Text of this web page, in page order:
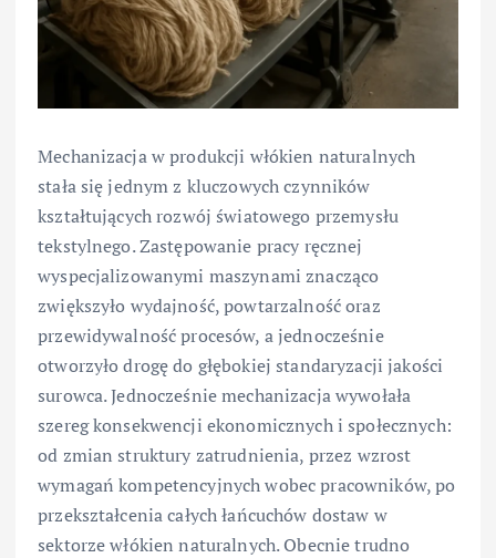
Mechanizacja w produkcji włókien naturalnych
stała się jednym z kluczowych czynników
kształtujących rozwój światowego przemysłu
tekstylnego. Zastępowanie pracy ręcznej
wyspecjalizowanymi maszynami znacząco
zwiększyło wydajność, powtarzalność oraz
przewidywalność procesów, a jednocześnie
otworzyło drogę do głębokiej standaryzacji jakości
surowca. Jednocześnie mechanizacja wywołała
szereg konsekwencji ekonomicznych i społecznych:
od zmian struktury zatrudnienia, przez wzrost
wymagań kompetencyjnych wobec pracowników, po
przekształcenia całych łańcuchów dostaw w
sektorze włókien naturalnych. Obecnie trudno